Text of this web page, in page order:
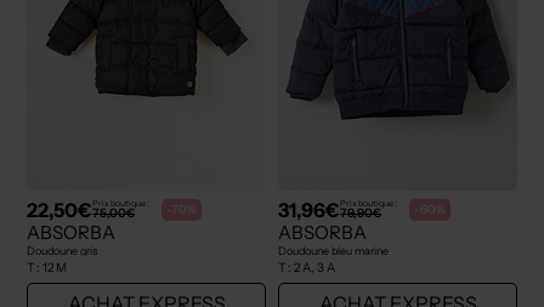
22,50€Prix boutique :
75,00€ -70%
ABSORBA
Doudoune gris
T : 12 M
31,96€Prix boutique :
79,90€ -60%
ABSORBA
Doudoune bleu marine
T : 2 A, 3 A